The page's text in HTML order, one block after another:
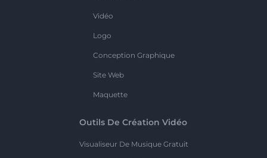
Vidéo
Logo
Conception Graphique
Site Web
Maquette
Outils De Création Vidéo
Visualiseur De Musique Gratuit